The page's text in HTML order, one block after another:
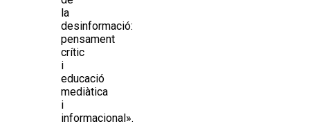
la
desinformació:
pensament
crític
i
educació
mediàtica
i
informacional».